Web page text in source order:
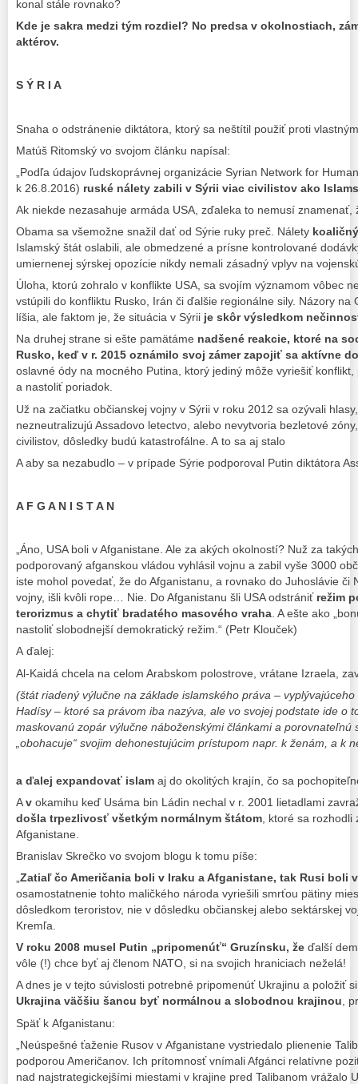
konal stále rovnako?
Kde je sakra medzi tým rozdiel? No predsa v okolnostiach,
aktérov.
S Ý R I A
Snaha o odstránenie diktátora, ktorý sa neštítil použiť proti
Matúš Ritomský vo svojom článku napísal:
„Podľa údajov ľudskoprávnej organizácie Syrian Network for
k 26.8.2016) ruské nálety zabili v Sýrii viac civilistov ako
Ak niekde nezasahuje armáda USA, zďaleka to nemusí znamenať,
Obama sa všemožne snažil dať od Sýrie ruky preč. Nálety
Islamský štát oslabili, ale obmedzené a prísne kontrolované
umiernenej sýrskej opozície nikdy nemali zásadný vplyv na
Úloha, ktorú zohralo v konflikte USA, sa svojím významom vôbec
vstúpili do konfliktu Rusko, Irán či ďalšie regionálne sily. Názory na
líšia, ale faktom je, že situácia v Sýrii je skôr výsledkom
Na druhej strane si ešte pamätáme nadšené reakcie, ktoré na
Rusko, keď v r. 2015 oznámilo svoj zámer zapojiť sa aktívne
oslavné ódy na mocného Putina, ktorý jediný môže vyriešiť
a nastoliť poriadok.
Už na začiatku občianskej vojny v Sýrii v roku 2012 sa ozývali
nezneutralizujú Assadovo letectvo, alebo nevytvoria bezletové
civilistov, dôsledky budú katastrofálne. A to sa aj stalo
A aby sa nezabudlo – v prípade Sýrie podporoval Putin diktátora
A F G A N I S T A N
„Áno, USA boli v Afganistane. Ale za akých okolností? Nuž za
podporovaný afganskou vládou vyhlásil vojnu a zabil vyše 3000
iste mohol povedať, že do Afganistanu, a rovnako do Juhoslávie či
vojny, išli kvôli rope… Nie. Do Afganistanu šli USA odstrániť režim
terorizmus a chytiť bradatého masového vraha. A ešte ako
nastoliť slobodnejší demokratický režim.“ (Petr Klouček)
A ďalej:
Al-Kaidá chcela na celom Arabskom polostrove, vrátane Izraela,
(štát riadený výlučne na základe islamského práva –
Hadísy – ktoré sa právom iba nazýva, ale vo svojej podstate ide o
maskovanú zopár výlučne náboženskými článkami a porovnateľnú
„obohacuje“ svojim dehonestujúcim prístupom napr. k ženám, a
a ďalej expandovať islam aj do okolitých krajín, čo sa
Av okamihu keď Usáma bin Ládin nechal v r. 2001 lietadlami
došla trpezlivosť všetkým normálnym štátom , ktoré sa
Afganistane.
Branislav Skrečko vo svojom blogu k tomu píše:
„Zatiaľ čo Američania boli v Iraku a Afganistane, tak Rusi boli
osamostatnenie tohto maličkého národa vyriešili smrťou pätiny
dôsledkom teroristov, nie v dôsledku občianskej alebo sektárskej
Kremľa.
V roku 2008 musel Putin „pripomenúť“ Gruzínsku, že ďalší
vôle (!) chce byť aj členom NATO, si na svojich hraniciach neželá!
A dnes je v tejto súvislosti potrebné pripomenúť Ukrajinu a položiť
Ukrajina väčšiu šancu byť normálnou a slobodnou krajinou,
Späť k Afganistanu:
„Neúspešné ťaženie Rusov v Afganistane vystriedalo plienenie
podporou Američanov. Ich prítomnosť vnímali Afgánci relatívne
nad najstrategickejšími miestami v krajine pred Talibanom vrážalo